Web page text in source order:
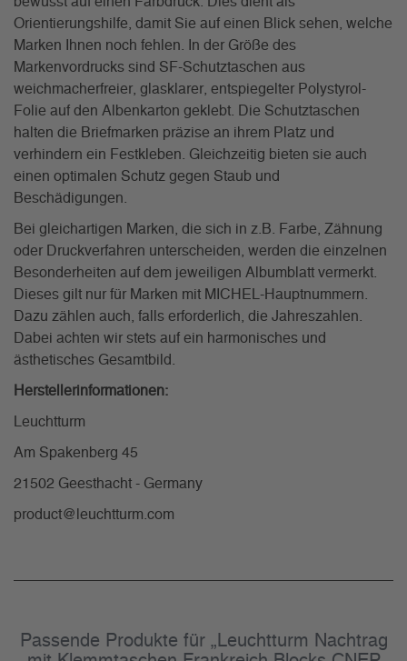
Orientierungshilfe, damit Sie auf einen Blick sehen, welche
Marken Ihnen noch fehlen. In der Größe des
Markenvordrucks sind SF-Schutztaschen aus
weichmacherfreier, glasklarer, entspiegelter Polystyrol-
Folie auf den Albenkarton geklebt. Die Schutztaschen
halten die Briefmarken präzise an ihrem Platz und
verhindern ein Festkleben. Gleichzeitig bieten sie auch
einen optimalen Schutz gegen Staub und
Beschädigungen.
Bei gleichartigen Marken, die sich in z.B. Farbe, Zähnung
oder Druckverfahren unterscheiden, werden die einzelnen
Besonderheiten auf dem jeweiligen Albumblatt vermerkt.
Dieses gilt nur für Marken mit MICHEL-Hauptnummern.
Dazu zählen auch, falls erforderlich, die Jahreszahlen.
Dabei achten wir stets auf ein harmonisches und
ästhetisches Gesamtbild.
Herstellerinformationen:
Leuchtturm
Am Spakenberg 45
21502 Geesthacht - Germany
product@leuchtturm.com
Passende Produkte für „Leuchtturm Nachtrag